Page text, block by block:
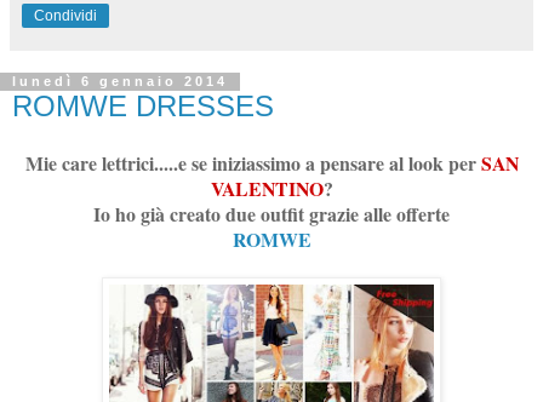
Condividi
lunedì 6 gennaio 2014
ROMWE DRESSES
Mie care lettrici.....e se iniziassimo a pensare al look perSAN
VALENTINO?
Io ho già creato due outfit grazie alle offerte
ROMWE